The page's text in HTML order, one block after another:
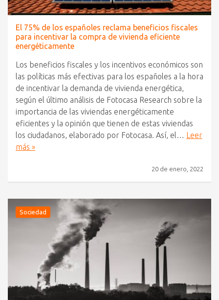
El 75% de los españoles reclama beneficios fiscales
para incentivar la compra de vivienda eficiente
energéticamente
Los beneficios fiscales y los incentivos económicos son
las políticas más efectivas para los españoles a la hora
de incentivar la demanda de vivienda energética,
según el último análisis de Fotocasa Research sobre la
importancia de las viviendas energéticamente
eficientes y la opinión que tienen de estas viviendas
los ciudadanos, elaborado por Fotocasa. Así, el… Leer
más »
20 de enero, 2022
Sociedad